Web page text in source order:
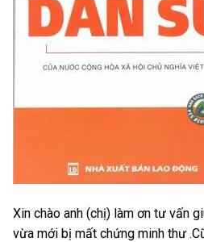
Xin chào anh (chị) làm ơn tư vấn
vừa mới bị mất chứng minh thư